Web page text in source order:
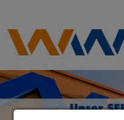
Maschinen + Werkzeuge
Sanitär
Bodenbeläge + Holz
Holzzuschnitt
Farbmisch-Service
Gasflaschen
Impressum
Datenschutz